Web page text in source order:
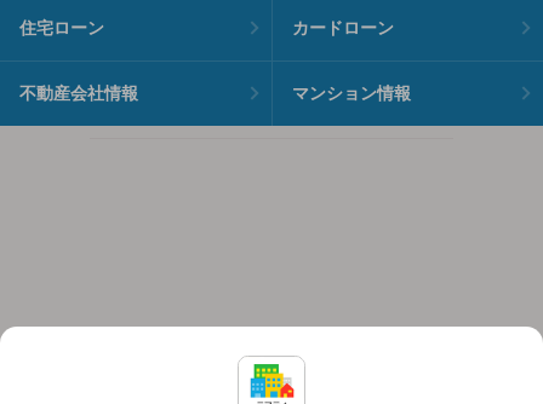
住宅ローン カードローン
不動産会社情報 マンション情報